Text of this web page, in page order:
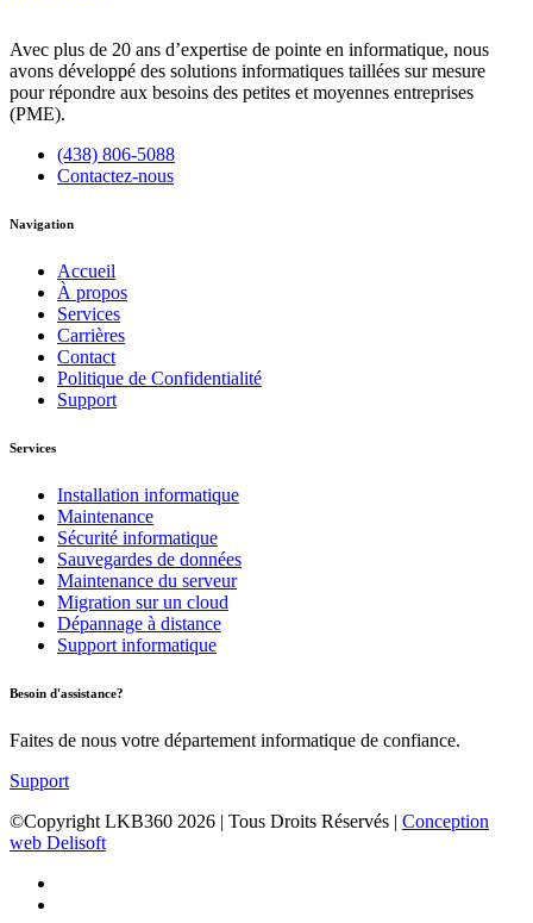
Avec plus de 20 ans d’expertise de pointe en informatique, nous
avons développé des solutions informatiques taillées sur mesure
pour répondre aux besoins des petites et moyennes entreprises
(PME).
(438) 806-5088
Contactez-nous
Navigation
Accueil
À propos
Services
Carrières
Contact
Politique de Confidentialité
Support
Services
Installation informatique
Maintenance
Sécurité informatique
Sauvegardes de données
Maintenance du serveur
Migration sur un cloud
Dépannage à distance
Support informatique
Besoin d'assistance?
Faites de nous votre département informatique de confiance.
Support
©Copyright LKB360 2026 | Tous Droits Réservés | Conception
web Delisoft